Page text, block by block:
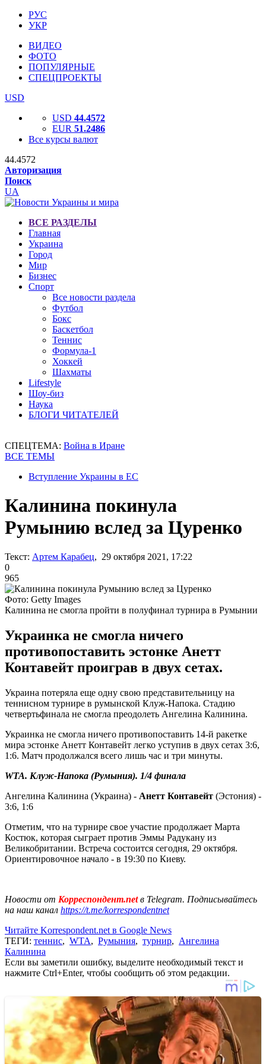
РУС
УКР
ВИДЕО
ФОТО
ПОПУЛЯРНЫЕ
СПЕЦПРОЕКТЫ
USD
USD 44.4572
EUR 51.2486
Все курсы валют
44.4572
Авторизация
Поиск
UA
ВСЕ РАЗДЕЛЫ
Главная
Украина
Город
Мир
Бизнес
Спорт
Все новости раздела
Футбол
Бокс
Баскетбол
Теннис
Формула-1
Хоккей
Шахматы
Lifestyle
Шоу-биз
Наука
БЛОГИ ЧИТАТЕЛЕЙ
СПЕЦТЕМА: Война в Иране
ВСЕ ТЕМЫ
Вступление Украины в ЕС
Калинина покинула
Румынию вслед за Цуренко
Текст: Артем Карабец, 29 октября 2021, 17:22
0
965
Фото: Getty Images
Калинина не смогла пройти в полуфинал турнира в Румынии
Украинка не смогла ничего
противопоставить эстонке Анетт
Контавейт проиграв в двух сетах.
Украина потеряла еще одну свою представительницу на
теннисном турнире в румынской Клуж-Напока. Стадию
четвертьфинала не смогла преодолеть Ангелина Калинина.
Украинка не смогла ничего противопоставить 14-й ракетке
мира эстонке Анетт Контавейт легко уступив в двух сетах 3:6,
1:6. Матч продолжался всего лишь час и три минуты.
WTA. Клуж-Напока (Румыния). 1/4 финала
Ангелина Калинина (Украина) - Анетт Контавейт (Эстония) -
3:6, 1:6
Отметим, что на турнире свое участие продолжает Марта
Костюк, которая сыграет против Эммы Радукану из
Великобритании. Встреча состоится сегодня, 29 октября.
Ориентировочное начало - в 19:30 по Киеву.
Новости от Корреспондент.netв Telegram. Подписывайтесь
на наш канал https://t.me/korrespondentnet
Читайте Korrespondent.net в Google News
ТЕГИ: теннис, WTA, Румыния, турнир, Ангелина
Калинина
Если вы заметили ошибку, выделите необходимый текст и
нажмите Ctrl+Enter, чтобы сообщить об этом редакции.